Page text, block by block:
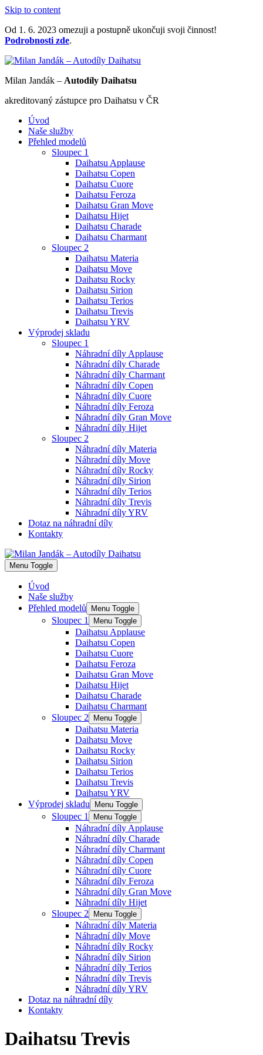
Skip to content
Od 1. 6. 2023 omezuji a postupně ukončuji svoji činnost!
Podrobnosti zde.
Milan Jandák – Autodíly Daihatsu
akreditovaný zástupce pro Daihatsu v ČR
Úvod
Naše služby
Přehled modelů
Sloupec 1
Daihatsu Applause
Daihatsu Copen
Daihatsu Cuore
Daihatsu Feroza
Daihatsu Gran Move
Daihatsu Hijet
Daihatsu Charade
Daihatsu Charmant
Sloupec 2
Daihatsu Materia
Daihatsu Move
Daihatsu Rocky
Daihatsu Sirion
Daihatsu Terios
Daihatsu Trevis
Daihatsu YRV
Výprodej skladu
Sloupec 1
Náhradní díly Applause
Náhradní díly Charade
Náhradní díly Charmant
Náhradní díly Copen
Náhradní díly Cuore
Náhradní díly Feroza
Náhradní díly Gran Move
Náhradní díly Hijet
Sloupec 2
Náhradní díly Materia
Náhradní díly Move
Náhradní díly Rocky
Náhradní díly Sirion
Náhradní díly Terios
Náhradní díly Trevis
Náhradní díly YRV
Dotaz na náhradní díly
Kontakty
Menu Toggle
Úvod
Naše služby
Přehled modelů
Menu Toggle
Sloupec 1 Menu Toggle
Daihatsu Applause
Daihatsu Copen
Daihatsu Cuore
Daihatsu Feroza
Daihatsu Gran Move
Daihatsu Hijet
Daihatsu Charade
Daihatsu Charmant
Sloupec 2
Menu Toggle
Daihatsu Materia
Daihatsu Move
Daihatsu Rocky
Daihatsu Sirion
Daihatsu Terios
Daihatsu Trevis
Daihatsu YRV
Výprodej skladu
Menu Toggle
Sloupec 1 Menu Toggle
Náhradní díly Applause
Náhradní díly Charade
Náhradní díly Charmant
Náhradní díly Copen
Náhradní díly Cuore
Náhradní díly Feroza
Náhradní díly Gran Move
Náhradní díly Hijet
Sloupec 2
Menu Toggle
Náhradní díly Materia
Náhradní díly Move
Náhradní díly Rocky
Náhradní díly Sirion
Náhradní díly Terios
Náhradní díly Trevis
Náhradní díly YRV
Dotaz na náhradní díly
Kontakty
Daihatsu Trevis